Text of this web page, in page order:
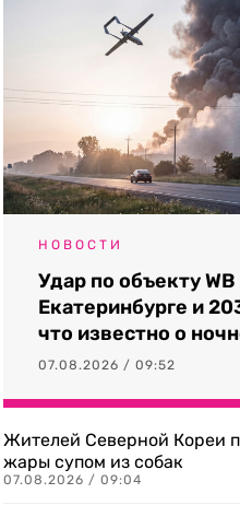
НОВОСТИ
Удар по объекту WB
Екатеринбурге и
что известно о
07.08.2026 / 09:52
Жителей Северной Кореи
жары супом из собак
07.08.2026 / 09:04